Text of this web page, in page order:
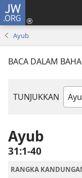
JW.ORG
Ayub
BACA DALAM
TUNJUKKAN
Ayub
31:1-40
RANGKA